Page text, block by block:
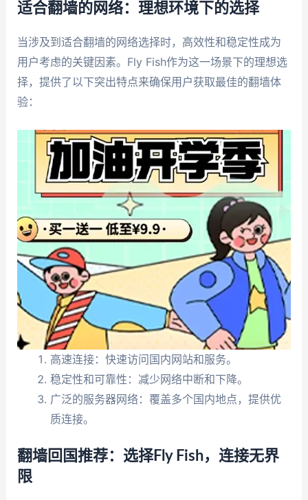
适合翻墙的网络：理想环境下的选择
当涉及到适合翻墙的网络选择时，高效性和稳定性成为
用户考虑的关键因素。Fly Fish作为这一场景下的理想选
择，提供了以下突出特点来确保用户获取最佳的翻墙体
验：
高速连接：快速访问国内网站和服务。
稳定性和可靠性：减少网络中断和下降。
广泛的服务器网络：覆盖多个国内地点，提供优
质连接。
翻墙回国推荐：选择Fly Fish，连接无界
限